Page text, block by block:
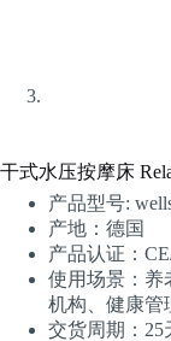
干式水压按摩床
产品型号:
产地：德国
产品认证：
使用场景：养
机构、健康管
交货周期：25